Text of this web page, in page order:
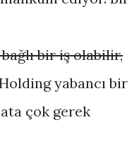
bir iş olabilir,
yabancı bir
çok gerek